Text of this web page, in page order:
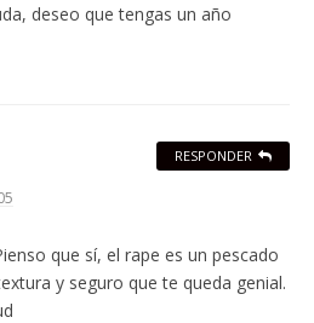
deseo que tengas un año
que sí, el rape es un pescado
y seguro que te queda genial.
RESPONDER